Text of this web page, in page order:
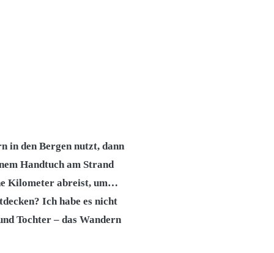
in den Bergen nutzt, dann
Handtuch am Strand
Kilometer abreist, um…
Ich habe es nicht
Tochter – das Wandern